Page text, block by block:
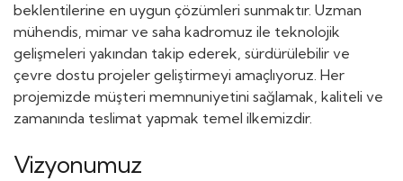
beklentilerine en uygun çözümleri sunmaktır. Uzman
mühendis, mimar ve saha kadromuz ile teknolojik
gelişmeleri yakından takip ederek, sürdürülebilir ve
çevre dostu projeler geliştirmeyi amaçlıyoruz. Her
projemizde müşteri memnuniyetini sağlamak, kaliteli ve
zamanında teslimat yapmak temel ilkemizdir.
Vizyonumuz